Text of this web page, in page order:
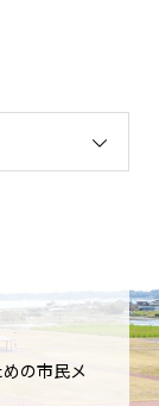
の市民メ